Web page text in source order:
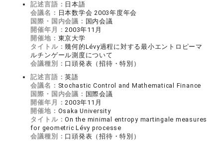
記述言語： 日本語
会議名： 日本数学会 2003年度年会
国際・国内会議： 国内会議
開催年月：2003年11月
開催地： 東京大学
タイトル：幾何的Lévy過程に対する最小エントロピーマ
ルチンゲール測度について
会議種別： 口頭発表（招待・特別）
記述言語：英語
会議名： Stochastic Control and Mathematical Finance
国際・国内会議： 国際会議
開催年月：2003年11月
開催地： Osaka University
タイトル：On the minimal entropy martingale measures
for geometric Lévy processe
会議種別： 口頭発表（招待・特別）